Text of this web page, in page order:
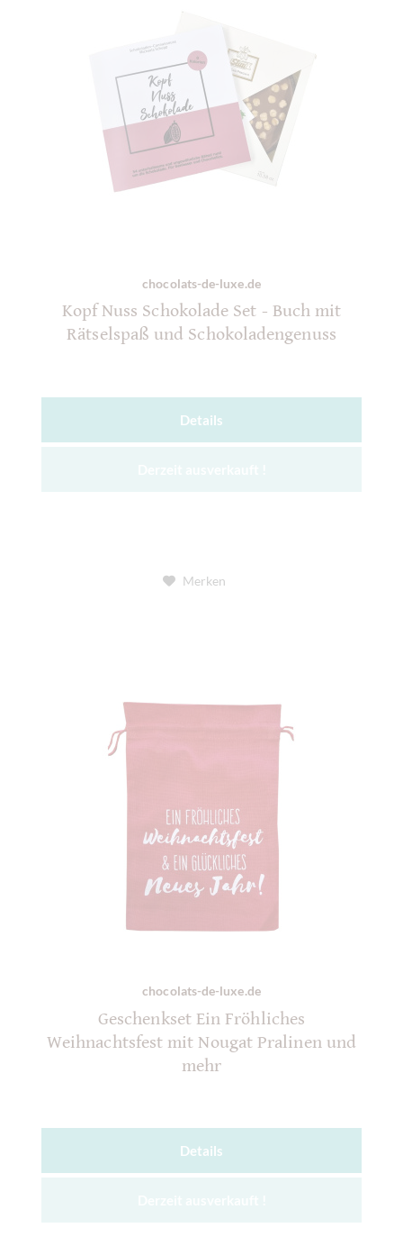
chocolats-de-luxe.de
Kopf Nuss Schokolade Set - Buch mit
Rätselspaß und Schokoladengenuss
Details
Merken
chocolats-de-luxe.de
Geschenkset Ein Fröhliches
Weihnachtsfest mit Nougat Pralinen und
mehr
Details